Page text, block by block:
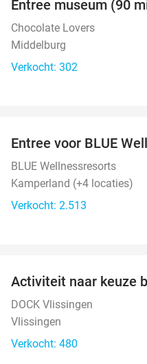
Entree museum (90
Chocolate Lovers
Middelburg
Verkocht: 302
Entree voor BLUE
BLUE Wellnessresorts
Kamperland (+4 locaties)
Verkocht: 2.513
Activiteit naar keuze
DOCK Vlissingen
Vlissingen
Verkocht: 480